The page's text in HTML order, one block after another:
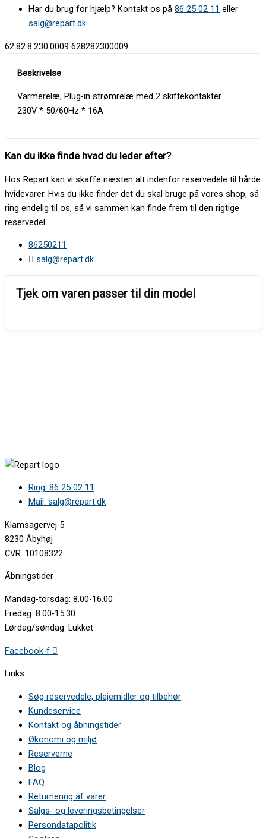
Har du brug for hjælp? Kontakt os på 86 25 02 11 eller
salg@repart.dk
62.82.8.230.0009 628282300009
Varmerelæ, Plug-in strømrelæ med 2 skiftekontakter
230V * 50/60Hz * 16A
Kan du ikke finde hvad du leder efter?
Hos Repart kan vi skaffe næsten alt indenfor reservedele til hårde
hvidevarer. Hvis du ikke finder det du skal bruge på vores shop, så
ring endelig til os, så vi sammen kan finde frem til den rigtige
reservedel.
86250211
salg@repart.dk
Ring: 86 25 02 11
Mail: salg@repart.dk
Klamsagervej 5
8230 Åbyhøj
CVR: 10108322
Åbningstider
Mandag-torsdag: 8.00-16.00
Fredag: 8.00-15.30
Lørdag/søndag: Lukket
Facebook-f
Links
Søg reservedele, plejemidler og tilbehør
Kundeservice
Kontakt og åbningstider
Økonomi og miljø
Reserverne
Blog
FAQ
Returnering af varer
Salgs- og leveringsbetingelser
Persondatapolitik